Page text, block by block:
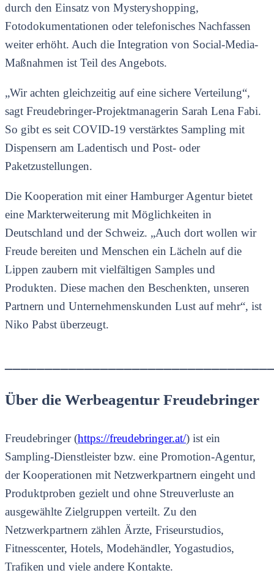
durch den Einsatz von Mysteryshopping,
Fotodokumentationen oder telefonisches Nachfassen
weiter erhöht. Auch die Integration von Social-Media-
Maßnahmen ist Teil des Angebots.
„Wir achten gleichzeitig auf eine sichere Verteilung“,
sagt Freudebringer-Projektmanagerin Sarah Lena Fabi.
So gibt es seit COVID-19 verstärktes Sampling mit
Dispensern am Ladentisch und Post- oder
Paketzustellungen.
Die Kooperation mit einer Hamburger Agentur bietet
eine Markterweiterung mit Möglichkeiten in
Deutschland und der Schweiz. „Auch dort wollen wir
Freude bereiten und Menschen ein Lächeln auf die
Lippen zaubern mit vielfältigen Samples und
Produkten. Diese machen den Beschenkten, unseren
Partnern und Unternehmenskunden Lust auf mehr“, ist
Niko Pabst überzeugt.
Über die Werbeagentur Freudebringer
Freudebringer (https://freudebringer.at/) ist ein
Sampling-Dienstleister bzw. eine Promotion-Agentur,
der Kooperationen mit Netzwerkpartnern eingeht und
Produktproben gezielt und ohne Streuverluste an
ausgewählte Zielgruppen verteilt. Zu den
Netzwerkpartnern zählen Ärzte, Friseurstudios,
Fitnesscenter, Hotels, Modehändler, Yogastudios,
Trafiken und viele andere Kontakte.